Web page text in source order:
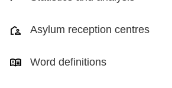
Asylum reception centres
Word definitions